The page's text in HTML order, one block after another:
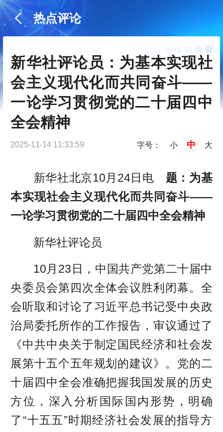
热点评论
新华社评论员：为基本实现社
会主义现代化而共同奋斗——
一论学习贯彻党的二十届四中
全会精神
2025-11-14 11:33:59 字号： 小 中 大
新华社北京10月24日电 题：为基
本实现社会主义现代化而共同奋斗——
一论学习贯彻党的二十届四中全会精神
新华社评论员
10月23日，中国共产党第二十届中
央委员会第四次全体会议胜利闭幕。全
会听取和讨论了习近平总书记受中央政
治局委托所作的工作报告，审议通过了
《中共中央关于制定国民经济和社会发
展第十五个五年规划的建议》。党的二
十届四中全会准确把握我国发展的历史
方位，深入分析国际国内形势，明确
了“十五五”时期经济社会发展的指导方